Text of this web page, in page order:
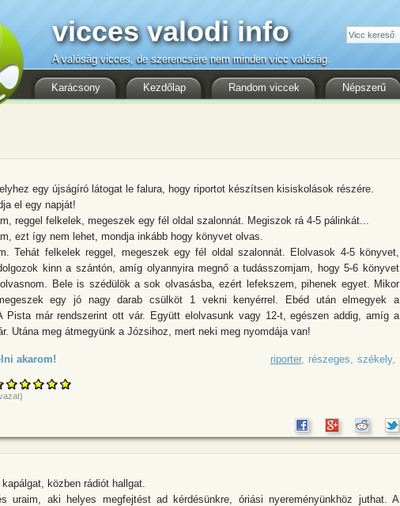
Karácsony Kezdőlap Random viccek Népszerű
vicces valodi info
A valóság vicces, de szerencsére nem minden vicc valóság.
Keresés
egy újságíró látogat le falura, hogy riportot készítsen kisiskolások részére.
el egy napját!
reggel felkelek, megeszek egy fél oldal szalonnát. Megiszok rá 4-5 pálinkát...
ezt így nem lehet, mondja inkább hogy könyvet olvas.
Tehát felkelek reggel, megeszek egy fél oldal szalonnát. Elolvasok 4-5 könyvet,
kinn a szántón, amíg olyannyira megnő a tudásszomjam, hogy 5-6 könyvet
Bele is szédülök a sok olvasásba, ezért lefekszem, pihenek egyet. Mikor
egy jó nagy darab csülköt 1 vekni kenyérrel. Ebéd után elmegyek a
Pista már rendszerint ott vár. Együtt elolvasunk vagy 12-t, egészen addig, amíg a
Utána meg átmegyünk a Józsihoz, mert neki meg nyomdája van!
székely
részeges
riporter
akarom! about Az öreg székelyhez egy újságíró látogat le
közben rádiót hallgat.
uraim, aki helyes megfejtést ad kérdésünkre, óriási nyereményünkhöz juthat. A